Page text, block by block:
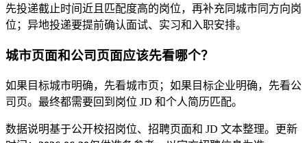
先投递截止时间近且匹配度高的岗位，再补充同城市同方向岗
位；异地投递要提前确认面试、实习和入职安排。
城市页面和公司页面应该先看哪个？
如果目标城市明确，先看城市页；如果目标企业明确，先看公
司页。最终都需要回到岗位 JD 和个人简历匹配。
数据说明基于公开校招岗位、招聘页面和 JD 文本整理。
更新